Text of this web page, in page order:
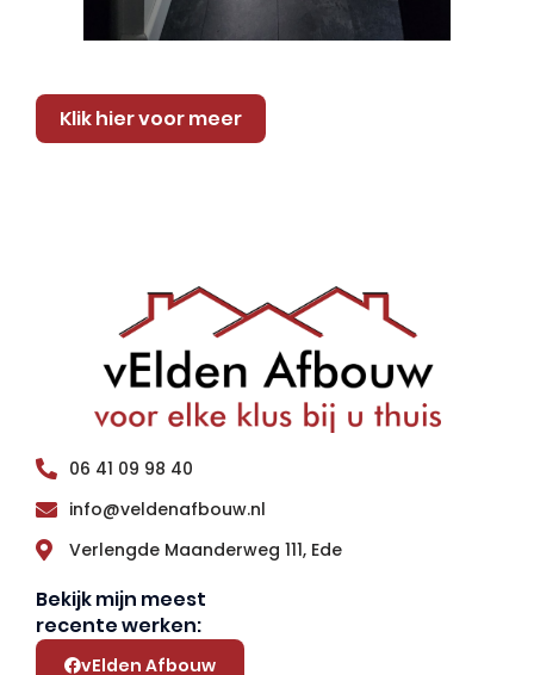
Klik hier voor meer
06 41 09 98 40
info@veldenafbouw.nl
Verlengde Maanderweg 111, Ede
Bekijk mijn meest
recente werken:
vElden Afbouw